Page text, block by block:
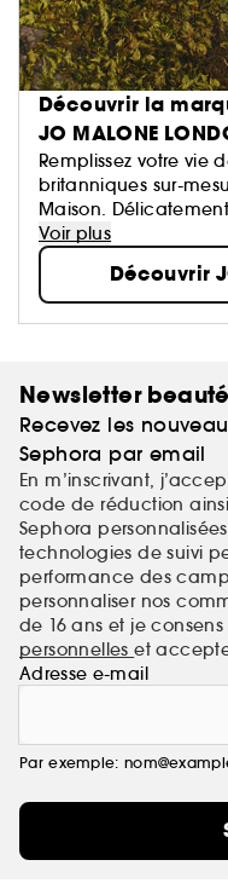
Découvrir la
JO MALONE
Remplissez votre vie
britanniques sur-
Maison.
inoubliable. Créez
Voir plus
Découvrir
Newsletter beauté
Recevez les
Sephora par email
En m’inscrivant,
code de réduction
Sephora
technologies de suivi
performance des
personnaliser nos
de 16 ans et je
personnelleset
Adresse e-mail
Par exemple: